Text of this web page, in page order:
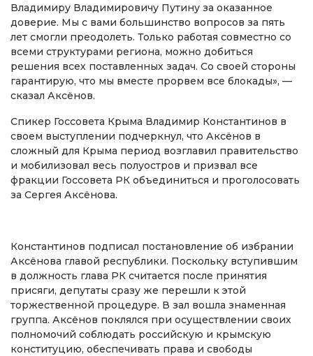
Владимиру Владимировичу Путину за оказанное
доверие. Мы с вами большинство вопросов за пять
лет смогли преодолеть. Только работая совместно со
всеми структурами региона, можно добиться
решения всех поставленных задач. Со своей стороны
гарантирую, что мы вместе прорвем все блокады», —
сказал Аксёнов.
Спикер Госсовета Крыма Владимир Константинов в
своем выступлении подчеркнул, что Аксёнов в
сложный для Крыма период возглавил правительство
и мобилизовал весь полуостров и призвал все
фракции Госсовета РК объединиться и проголосовать
за Сергея Аксёнова.
Константинов подписал постановление об избрании
Аксёнова главой республики. Поскольку вступившим
в должность глава РК считается после принятия
присяги, депутаты сразу же перешли к этой
торжественной процедуре. В зал вошла знаменная
группа. Аксёнов поклялся при осуществлении своих
полномочий соблюдать российскую и крымскую
конституцию, обеспечивать права и свободы